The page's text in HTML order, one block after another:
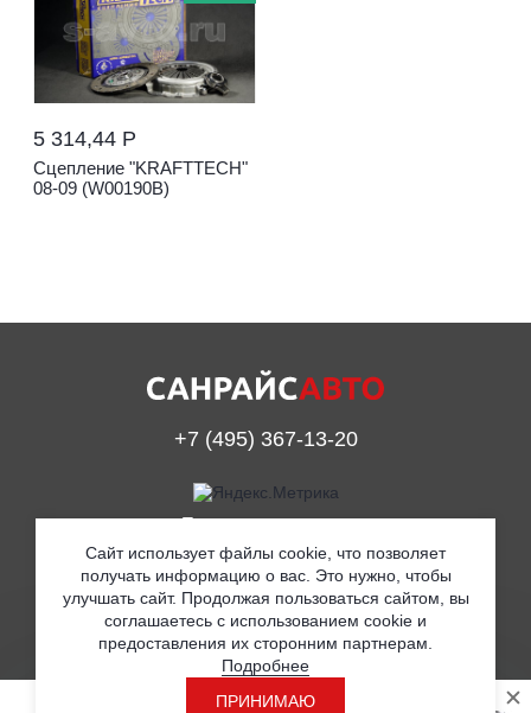
5 314,44 Р
Сцепление "KRAFTTECH"
08-09 (W00190B)
+7 (495) 367-13-20
Принимаем к оплате
© ООО «Санрайс Авто» 2019
Согласие на обработку персональных данных
Политика в отношении обработки персональных данных
Сайт использует файлы cookie, что позволяет
получать информацию о вас. Это нужно, чтобы
улучшать сайт. Продолжая пользоваться сайтом, вы
соглашаетесь с использованием cookie и
предоставления их сторонним партнерам.
Подробнее
ПРИНИМАЮ